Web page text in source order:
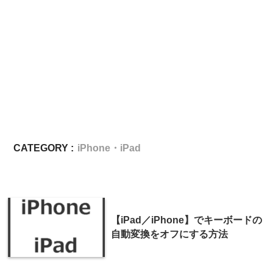
CATEGORY : iPhone・iPad
【iPad／iPhone】でキーボードの
自動変換をオフにする方法